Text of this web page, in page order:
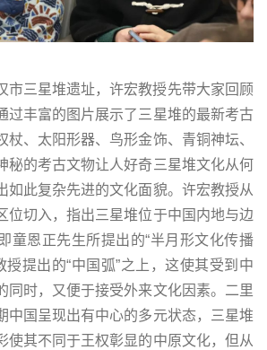
市三星堆遗址，许宏教授先带大家回顾
过丰富的图片展示了三星堆的最新考古
杖、太阳形器、鸟形金饰、青铜神坛、
秘的考古文物让人好奇三星堆文化从何
如此复杂先进的文化面貌。许宏教授从
位切入，指出三星堆位于中国内地与边
童恩正先生所提出的“半月形文化传播
授提出的“中国弧”之上，这使其受到中
同时，又便于接受外来文化因素。二里
中国呈现出有中心的多元状态，三星堆
使其不同于王权彰显的中原文化，但从